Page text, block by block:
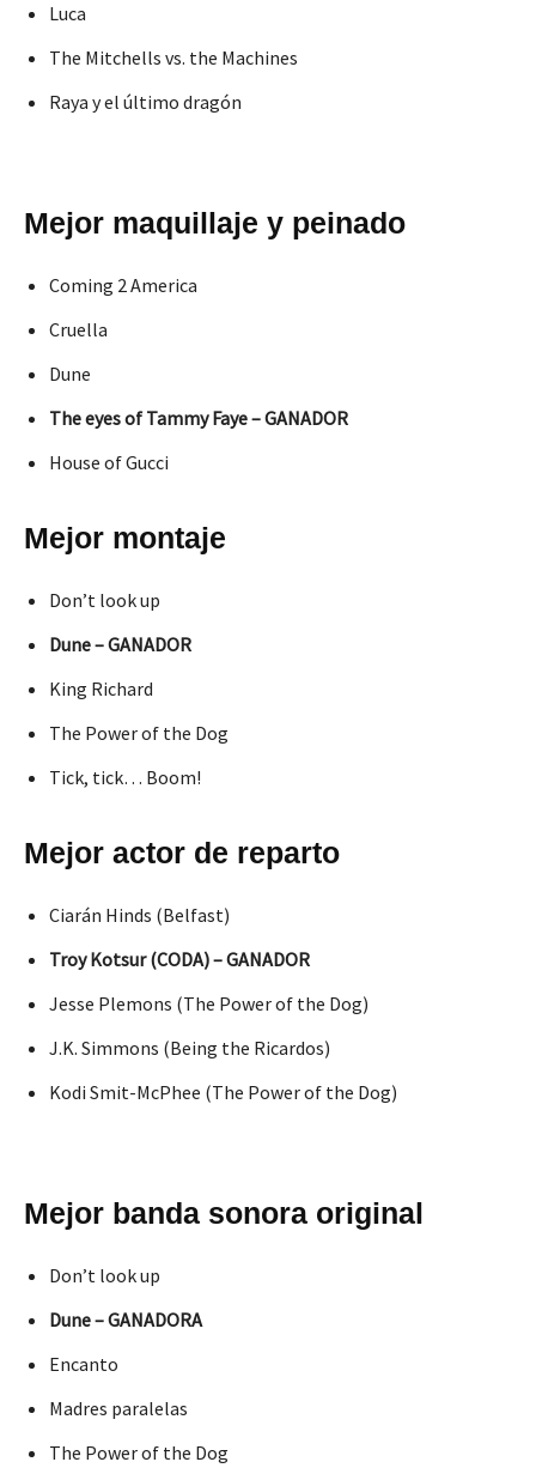
Luca
The Mitchells vs. the Machines
Raya y el último dragón
Mejor maquillaje y peinado
Coming 2 America
Cruella
Dune
The eyes of Tammy Faye – GANADOR
House of Gucci
Mejor montaje
Don’t look up
Dune – GANADOR
King Richard
The Power of the Dog
Tick, tick… Boom!
Mejor actor de reparto
Ciarán Hinds (Belfast)
Troy Kotsur (CODA) – GANADOR
Jesse Plemons (The Power of the Dog)
J.K. Simmons (Being the Ricardos)
Kodi Smit-McPhee (The Power of the Dog)
Mejor banda sonora original
Don’t look up
Dune – GANADORA
Encanto
Madres paralelas
The Power of the Dog